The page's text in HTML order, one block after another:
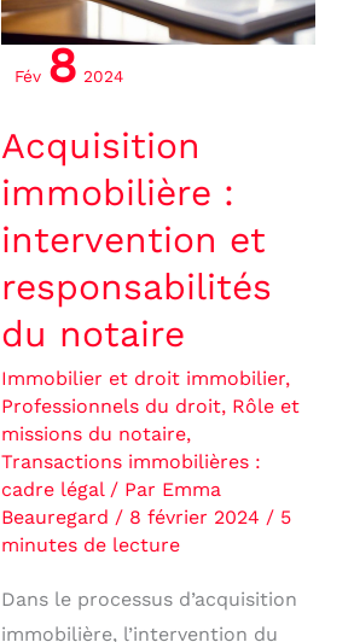
Fév 8 2024
Acquisition
immobilière :
intervention et
responsabilités
du notaire
Immobilier et droit immobilier,
Professionnels du droit, Rôle et
missions du notaire,
Transactions immobilières :
cadre légal/ Par Emma
Beauregard / 8 février 2024 / 5
minutes de lecture
Dans le processus d’acquisition
immobilière, l’intervention du
responsabilités